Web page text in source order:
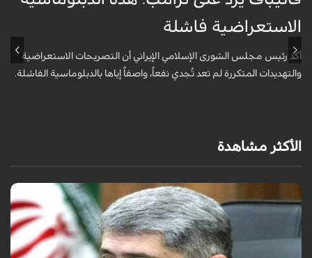
الاستعراضية فاشلة
أكد رئيس مجلس الشورى الإسلامي الإيراني أن التصريحات الاستعراضية
والتهديدات المتكررة لم تعد تُجدي نفعاً، واصفاً إياها بالدبلوماسية الفاشلة.
الأكثر مشاهدة